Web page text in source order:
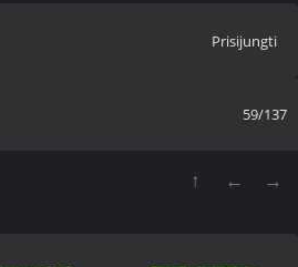
Prisijungti
59/137